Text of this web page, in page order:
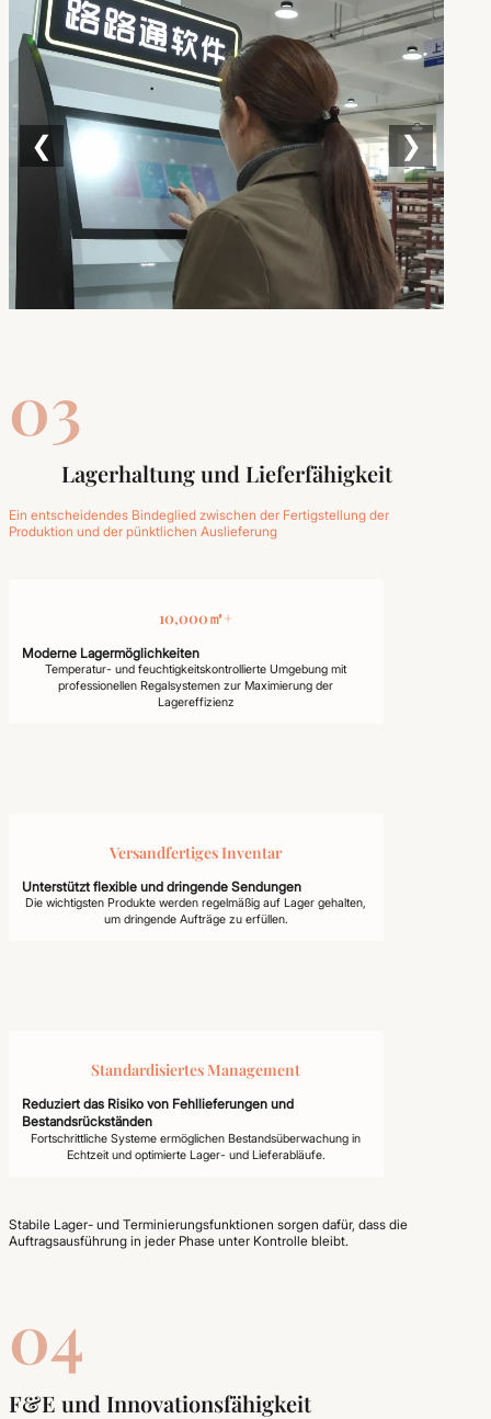
❮ ❯
03
Lagerhaltung und Lieferfähigkeit
Ein entscheidendes Bindeglied zwischen der Fertigstellung der
Produktion und der pünktlichen Auslieferung
10,000㎡+
Moderne Lagermöglichkeiten
Temperatur- und feuchtigkeitskontrollierte Umgebung mit
professionellen Regalsystemen zur Maximierung der
Lagereffizienz
Versandfertiges Inventar
Unterstützt flexible und dringende Sendungen
Die wichtigsten Produkte werden regelmäßig auf Lager gehalten,
um dringende Aufträge zu erfüllen.
Standardisiertes Management
Reduziert das Risiko von Fehllieferungen und
Bestandsrückständen
Fortschrittliche Systeme ermöglichen Bestandsüberwachung in
Echtzeit und optimierte Lager- und Lieferabläufe.
Stabile Lager- und Terminierungsfunktionen sorgen dafür, dass die
Auftragsausführung in jeder Phase unter Kontrolle bleibt.
04
F&E und Innovationsfähigkeit